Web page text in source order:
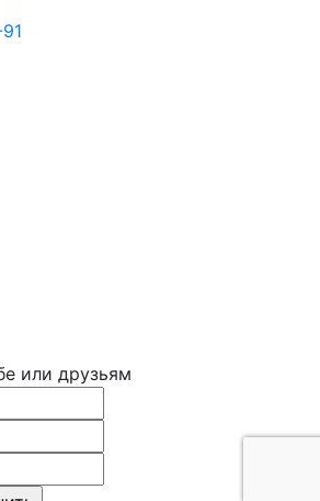
или друзьям